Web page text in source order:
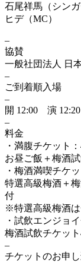
石尾祥馬（シン
ヒデ（MC）
–
協賛
一般社団法人 日
–
ご到着順入場
–
開 12:00 演 12:20
–
料金
・満腹チケット：
お昼ご飯＋梅酒
・梅酒満喫チケ
特選高級梅酒＋
付
※特選高級梅酒は
・試飲エンジョ
梅酒試飲チケッ
–
チケットのお申